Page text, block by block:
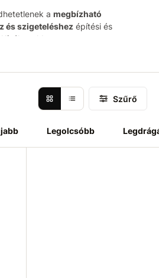
a megbízható
és szigeteléshez építési és
PU habok
valamint hőmérséklet-
rendelkeznek. Könnyen
és tartós, erős
szerelőhabokat, hogy minden
eredményt érjen el!
Legolcsóbb
Szűrő